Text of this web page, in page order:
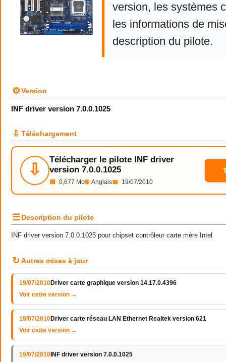
version, les systèmes
les informations de
description du pilote.
⚙Version
INF driver version 7.0.0.1025
⇩ Téléchargement
⇩
Télécharger le pilote INF driver
version 7.0.0.1025
💾 0,677 Mo🌐 Anglais📅 19/07/2010
☰Description du pilote
INF driver version 7.0.0.1025 pour chipset contrôleur carte mère Intel
↻ Autres mises à jour
19/07/2010Driver carte graphique version 14.17.0.4396
Voir cette version →
19/07/2010Driver carte réseau LAN Ethernet Realtek version 621
Voir cette version →
19/07/2010 INF driver version 7.0.0.1025